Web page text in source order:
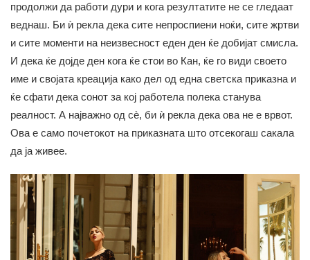
продолжи да работи дури и кога резултатите не се гледаат
веднаш. Би ѝ рекла дека сите непроспиени ноќи, сите жртви
и сите моменти на неизвесност еден ден ќе добијат смисла.
И дека ќе дојде ден кога ќе стои во Кан, ќе го види своето
име и својата креација како дел од една светска приказна и
ќе сфати дека сонот за кој работела полека станува
реалност. А најважно од сè, би ѝ рекла дека ова не е врвот.
Ова е само почетокот на приказната што отсекогаш сакала
да ја живее.